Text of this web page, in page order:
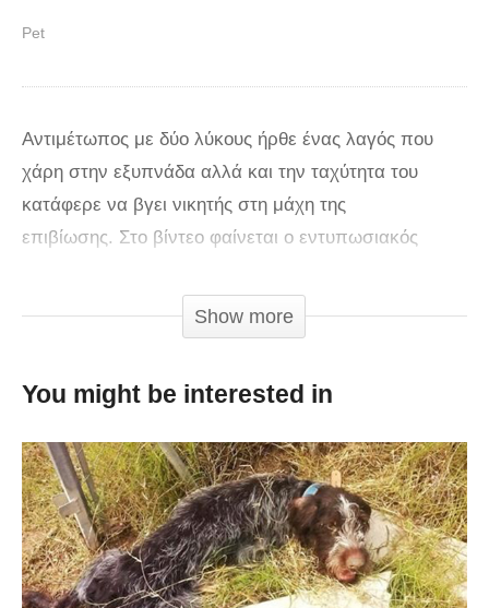
Pet
Αντιμέτωπος με δύο λύκους ήρθε ένας λαγός που
χάρη στην εξυπνάδα αλλά και την ταχύτητα του
κατάφερε να βγει νικητής στη μάχη της
επιβίωσης. Στο βίντεο φαίνεται ο εντυπωσιακός
να γλιτώσει από τα δόντια των πεινασμένων
via
Show more
You might be interested in